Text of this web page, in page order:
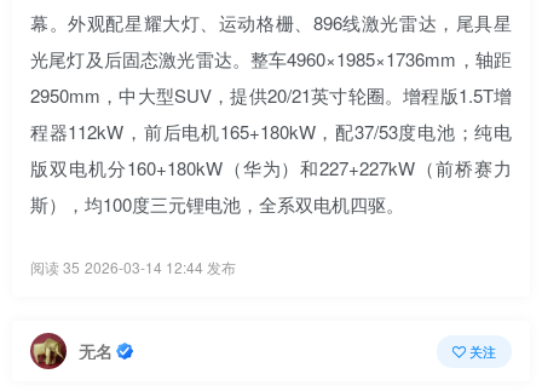
幕。外观配星耀大灯、运动格栅、896线激光雷达，尾具星
光尾灯及后固态激光雷达。整车4960×1985×1736mm，轴距
2950mm，中大型SUV，提供20/21英寸轮圈。增程版1.5T增
程器112kW，前后电机165+180kW，配37/53度电池；纯电
版双电机分160+180kW（华为）和227+227kW（前桥赛力
斯），均100度三元锂电池，全系双电机四驱。
阅读 35 2026-03-14 12:44 发布
无名 关注